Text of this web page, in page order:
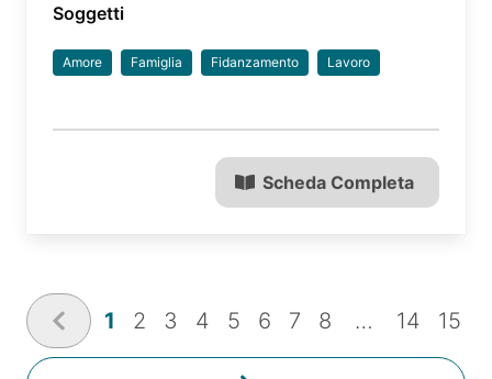
Soggetti
Amore Famiglia Fidanzamento Lavoro
Scheda Completa
1 2 3 4 5 6 7 8 … 14 15